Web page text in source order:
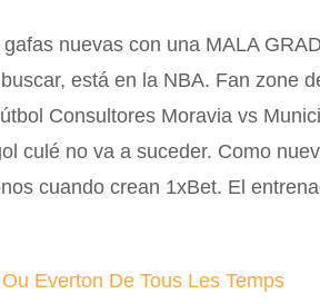
nuevas con una MALA
está en la NBA. Fan zone
Consultores Moravia vs
culé no va a suceder. Como
cuando crean 1xBet. El
Everton De Tous Les Temps